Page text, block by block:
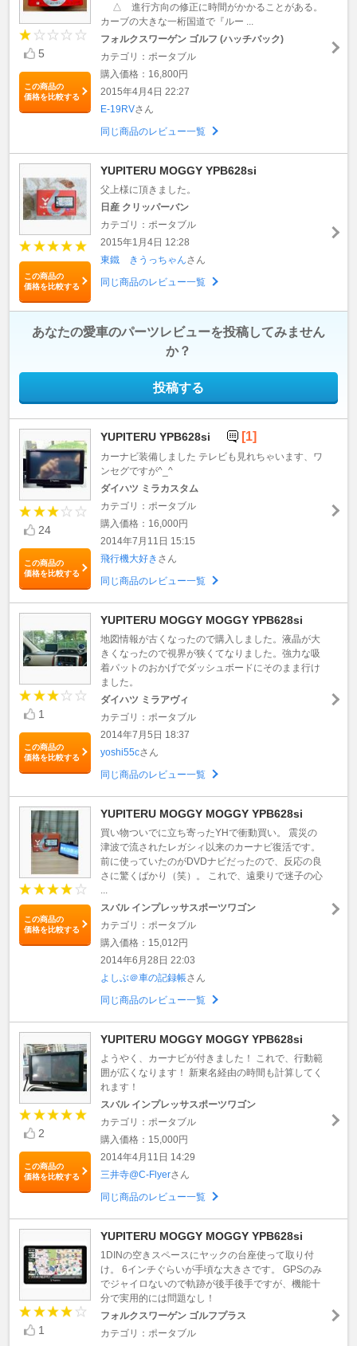
5
この商品の
価格を比較する
△ 進行方向の修正に時間がかかることがある。
カーブの大きな一桁国道で『ルー ...
フォルクスワーゲン ゴルフ (ハッチバック)
カテゴリ：ポータブル
購入価格：16,800円
2015年4月4日 22:27
E-19RVさん
同じ商品のレビュー一覧
この商品の
価格を比較する
YUPITERU MOGGY YPB628si
父上様に頂きました。
日産 クリッパーバン
カテゴリ：ポータブル
2015年1月4日 12:28
東鐵 きうっちゃんさん
同じ商品のレビュー一覧
あなたの愛車のパーツレビューを投稿してみません
か？
投稿する
24
この商品の
価格を比較する
YUPITERU YPB628si [1]
カーナビ装備しました テレビも見れちゃいます、ワ
ンセグですが^_^
ダイハツ ミラカスタム
カテゴリ：ポータブル
購入価格：16,000円
2014年7月11日 15:15
飛行機大好き さん
同じ商品のレビュー一覧
1
この商品の
価格を比較する
YUPITERU MOGGY MOGGY YPB628si
地図情報が古くなったので購入しました。液晶が大
きくなったので視界が狭くてなりました。強力な吸
着パットのおかげでダッシュボードにそのまま行け
ました。
ダイハツ ミラアヴィ
カテゴリ：ポータブル
2014年7月5日 18:37
yoshi55cさん
同じ商品のレビュー一覧
この商品の
価格を比較する
YUPITERU MOGGY MOGGY YPB628si
買い物ついでに立ち寄ったYHで衝動買い。 震災の
津波で流されたレガシィ以来のカーナビ復活です。
前に使っていたのがDVDナビだったので、反応の良
さに驚くばかり（笑）。 これで、遠乗りで迷子の心
スバル インプレッサスポーツワゴン
カテゴリ：ポータブル
購入価格：15,012円
2014年6月28日 22:03
よしぶ＠車の記録帳さん
同じ商品のレビュー一覧
2
この商品の
価格を比較する
YUPITERU MOGGY MOGGY YPB628si
ようやく、カーナビが付きました！ これで、行動範
囲が広くなります！ 新東名経由の時間も計算してく
れます！
スバル インプレッサスポーツワゴン
カテゴリ：ポータブル
購入価格：15,000円
2014年4月11日 14:29
三井寺@C-Flyerさん
同じ商品のレビュー一覧
1
YUPITERU MOGGY MOGGY YPB628si
1DINの空きスペースにヤックの台座使って取り付
け。 6インチぐらいが手頃な大きさです。 GPSのみ
でジャイロないので軌跡が後手後手ですが、機能十
分で実用的には問題なし！
フォルクスワーゲン ゴルフプラス
カテゴリ：ポータブル